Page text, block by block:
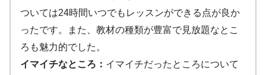
ついては24時間いつでもレッスンができる点が良か
ったです。また、教材の種類が豊富で見放題なとこ
ろも魅力的でした。
イマイチなところ： イマイチだったところについて